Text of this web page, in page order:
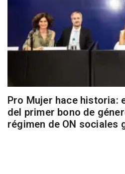
Pro Mujer hace historia:
del primer bono de
régimen de ON sociales